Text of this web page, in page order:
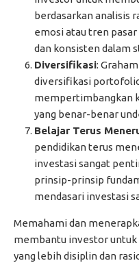
berdasarkan analisis
emosi atau tren
dan konsisten dalam
Diversifikasi:
diversifikasi
mempertimbangkan
yang benar-benar
Belajar Terus
pendidikan terus
investasi sangat
prinsip-prinsip
mendasari investasi
Memahami dan
membantu investor
yang lebih disiplin dan